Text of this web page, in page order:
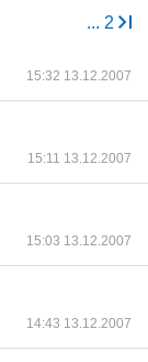
... 2
15:32 13.12.2007
15:11 13.12.2007
15:03 13.12.2007
14:43 13.12.2007